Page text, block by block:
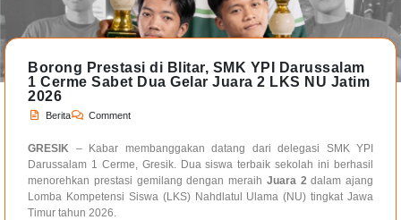
Borong Prestasi di Blitar, SMK YPI Darussalam
1 Cerme Sabet Dua Gelar Juara 2 LKS NU Jatim
2026
Berita Comment
GRESIK – Kabar membanggakan datang dari delegasi SMK YPI
Darussalam 1 Cerme, Gresik. Dua siswa terbaik sekolah ini berhasil
menorehkan prestasi gemilang dengan meraih Juara 2dalam ajang
Lomba Kompetensi Siswa (LKS) Nahdlatul Ulama (NU) tingkat Jawa
Timur tahun 2026.